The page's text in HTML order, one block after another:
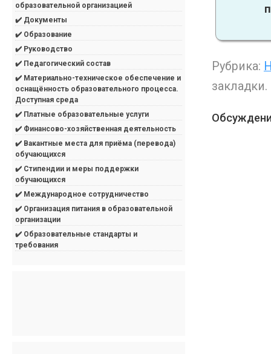
Рубрика:
закладки.
образовательной организацией
✔️ Документы
✔️ Образование
✔️ Руководство
✔️ Педагогический состав
✔️ Материально-техническое обеспечение и
оснащённость образовательного процесса.
Доступная среда
✔️ Платные образовательные услуги
✔️ Финансово-хозяйственная деятельность
✔️ Вакантные места для приёма (перевода)
обучающихся
✔️ Стипендии и меры поддержки
обучающихся
✔️ Международное сотрудничество
✔️ Организация питания в образовательной
организации
✔️ Образовательные стандарты и
требования